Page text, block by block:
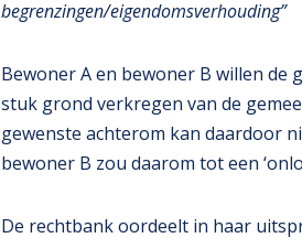
begrenzingen/eigendomsverhouding”
Bewoner A en bewoner B willen
stuk grond verkregen van de
gewenste achterom kan daardoor
bewoner B zou daarom tot een
De rechtbank oordeelt in haar